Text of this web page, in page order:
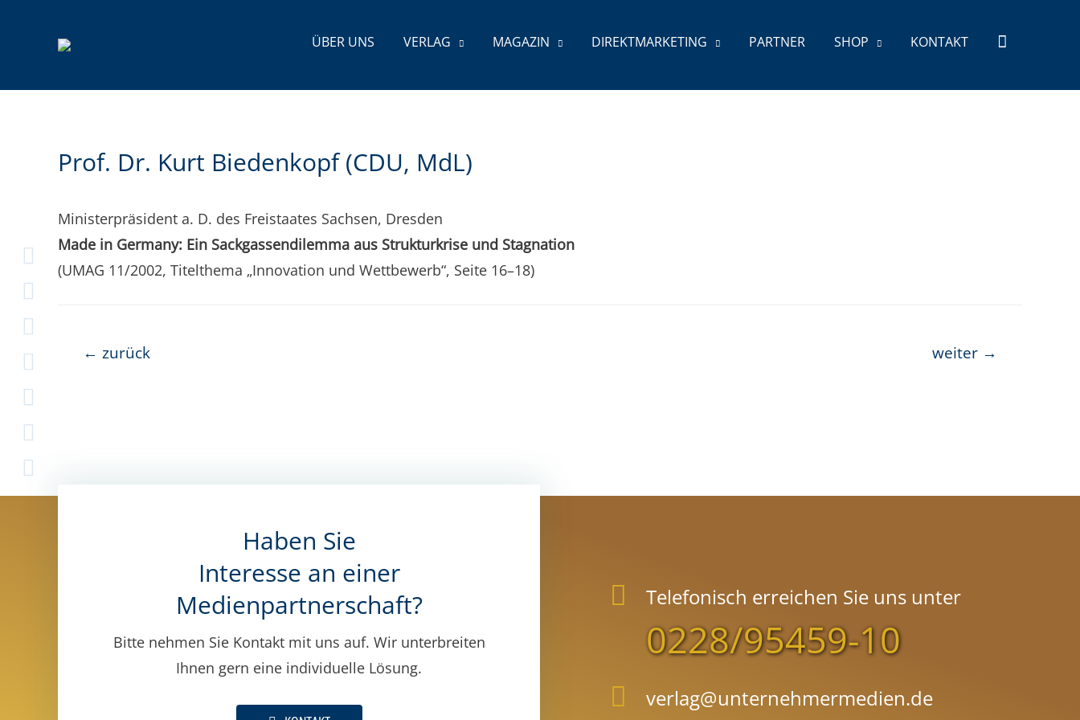
ÜBER UNS VER­LAG MAGA­ZIN DIREKT­MAR­KE­TING PART­NER SHOP KON­TAKT
Prof. Dr. Kurt Bie­den­kopf (CDU, MdL)
Minis­ter­prä­si­dent a. D. des Frei­staa­tes Sach­sen, Dresden
Made in Ger­ma­ny: Ein Sack­gas­sen­di­lem­ma aus Struk­tur­kri­se und Stagnation
(UMAG 11/2002, Titel­the­ma „Inno­va­ti­on und Wett­be­werb“, Sei­te 16–18)
← zurück weiter →
Haben Sie
Interesse an einer
Medienpartnerschaft?
Bitte nehmen Sie Kontakt mit uns auf. Wir unterbreiten
Ihnen gern eine individuelle Lösung.
Telefonisch erreichen Sie uns unter
0228/95459-10
verlag@unternehmermedien.de